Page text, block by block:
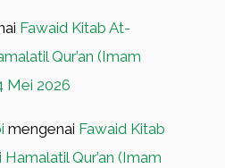
Fawaid Kitab At-
Qur’an (Imam
Mei 2026
mengenai Fawaid Kitab
Qur’an (Imam